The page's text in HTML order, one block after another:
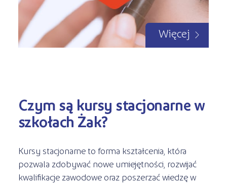
Więcej
Czym są kursy stacjonarne w
szkołach Żak?
Kursy stacjonarne to forma kształcenia, która
pozwala zdobywać nowe umiejętności, rozwijać
kwalifikacje zawodowe oraz poszerzać wiedzę w